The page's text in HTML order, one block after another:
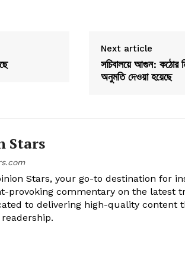
Next article
সচিবালয়ে আগুন: কঠোর
অনুমতি দেওয়া হয়েছে
Stars
Stars, your go-to destination for
provoking commentary on the latest
to delivering high-quality content